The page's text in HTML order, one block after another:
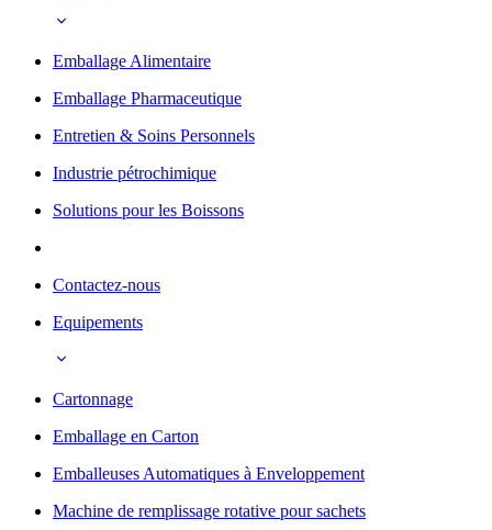
Emballage Alimentaire
Emballage Pharmaceutique
Entretien & Soins Personnels
Industrie pétrochimique
Solutions pour les Boissons
Contactez-nous
Equipements
Cartonnage
Emballage en Carton
Emballeuses Automatiques à Enveloppement
Machine de remplissage rotative pour sachets